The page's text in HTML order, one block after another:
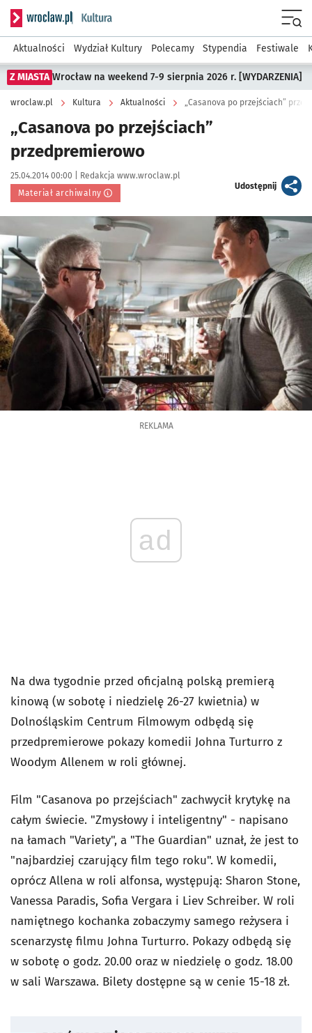
Serwis informacyjny wroclaw.pl podserwis: Kultura
Aktualności Wydział Kultury Polecamy Stypendia Festiwale
Z MIASTA Wrocław na weekend 7-9 sierpnia 2026 r. [WYDARZENIA]
wroclaw.pl Kultura Aktualności „Casanova po przejściach”
„Casanova po przejściach”
przedpremierowo
Data publikacji:
25.04.2014 00:00 | Autor:
Redakcja www.wroclaw.pl
Materiał archiwalny
Udostępnijartykuł
Kliknij, aby powiększyć
REKLAMA
ad
Na dwa tygodnie przed oficjalną polską premierą
kinową (w sobotę i niedzielę 26-27 kwietnia) w
Dolnośląskim Centrum Filmowym odbędą się
przedpremierowe pokazy komedii Johna Turturro z
Woodym Allenem w roli głównej.
Film "Casanova po przejściach" zachwycił krytykę na
całym świecie. "Zmysłowy i inteligentny" - napisano
na łamach "Variety", a "The Guardian" uznał, że jest to
"najbardziej czarujący film tego roku". W komedii,
oprócz Allena w roli alfonsa, występują: Sharon Stone,
Vanessa Paradis, Sofia Vergara i Liev Schreiber. W roli
namiętnego kochanka zobaczymy samego reżysera i
scenarzystę filmu Johna Turturro. Pokazy odbędą się
w sobotę o godz. 20.00 oraz w niedzielę o godz. 18.00
w sali Warszawa. Bilety dostępne są w cenie 15-18 zł.